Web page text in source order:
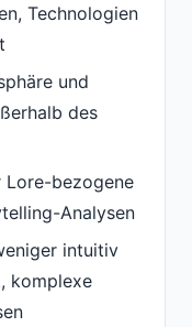
Technologien
und
des
Lore-bezogene
Analysen
intuitiv
komplexe